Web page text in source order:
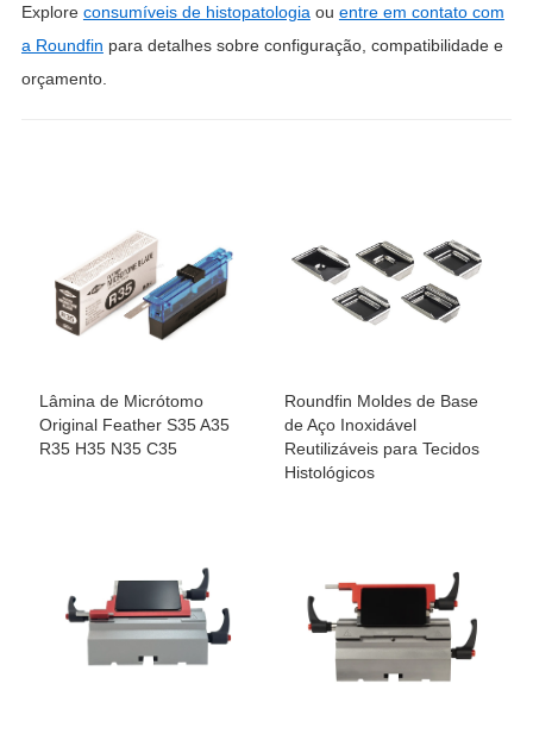
Explore consumíveis de histopatologia ou entre em contato com
a Roundfin para detalhes sobre configuração, compatibilidade e
orçamento.
Lâmina de Micrótomo
Original Feather S35 A35
R35 H35 N35 C35
Roundfin Moldes de Base
de Aço Inoxidável
Reutilizáveis para Tecidos
Histológicos